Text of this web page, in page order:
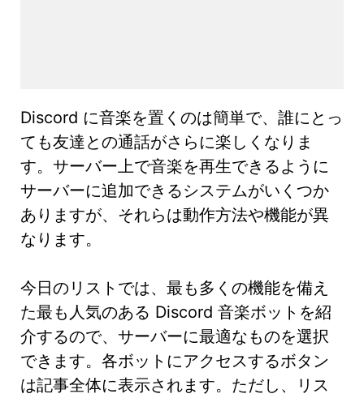
Discord に音楽を置くのは簡単で、誰にとっ
ても友達との通話がさらに楽しくなりま
す。サーバー上で音楽を再生できるように
サーバーに追加できるシステムがいくつか
ありますが、それらは動作方法や機能が異
なります。
今日のリストでは、最も多くの機能を備え
た最も人気のある Discord 音楽ボットを紹
介するので、サーバーに最適なものを選択
できます。各ボットにアクセスするボタン
は記事全体に表示されます。ただし、リス